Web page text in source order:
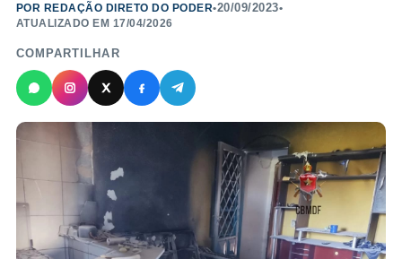
POR REDAÇÃO DIRETO DO PODER•20/09/2023•
ATUALIZADO EM 17/04/2026
COMPARTILHAR